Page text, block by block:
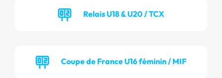
Relais U18 & U20 / TCX
Coupe de France U16 féminin / MIF